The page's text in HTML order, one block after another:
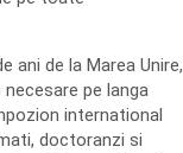
ani de la Marea Unire,
pe langa
international
doctoranzi si